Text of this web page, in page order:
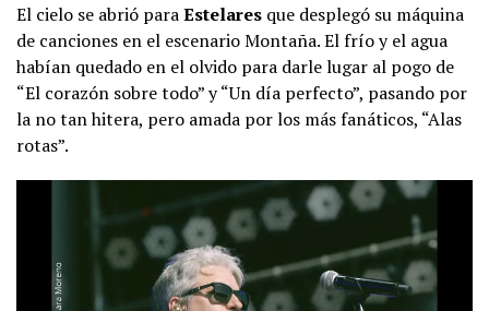
El cielo se abrió paraEstelares que desplegó su máquina
de canciones en el escenario Montaña. El frío y el agua
habían quedado en el olvido para darle lugar al pogo de
“El corazón sobre todo” y “Un día perfecto”, pasando por
la no tan hitera, pero amada por los más fanáticos, “Alas
rotas”.